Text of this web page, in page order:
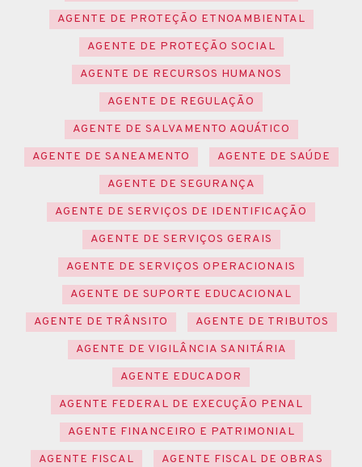
AGENTE DE PROTEÇÃO ETNOAMBIENTAL
AGENTE DE PROTEÇÃO SOCIAL
AGENTE DE RECURSOS HUMANOS
AGENTE DE REGULAÇÃO
AGENTE DE SALVAMENTO AQUÁTICO
AGENTE DE SANEAMENTO
AGENTE DE SAÚDE
AGENTE DE SEGURANÇA
AGENTE DE SERVIÇOS DE IDENTIFICAÇÃO
AGENTE DE SERVIÇOS GERAIS
AGENTE DE SERVIÇOS OPERACIONAIS
AGENTE DE SUPORTE EDUCACIONAL
AGENTE DE TRÂNSITO
AGENTE DE TRIBUTOS
AGENTE DE VIGILÂNCIA SANITÁRIA
AGENTE EDUCADOR
AGENTE FEDERAL DE EXECUÇÃO PENAL
AGENTE FINANCEIRO E PATRIMONIAL
AGENTE FISCAL
AGENTE FISCAL DE OBRAS